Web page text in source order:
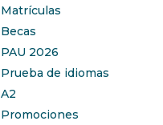
Matrículas
Becas
PAU 2026
Prueba de idiomas
A2
Promociones